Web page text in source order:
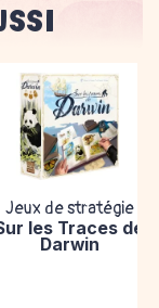
Jeux de stratégie
les Traces de
Darwin